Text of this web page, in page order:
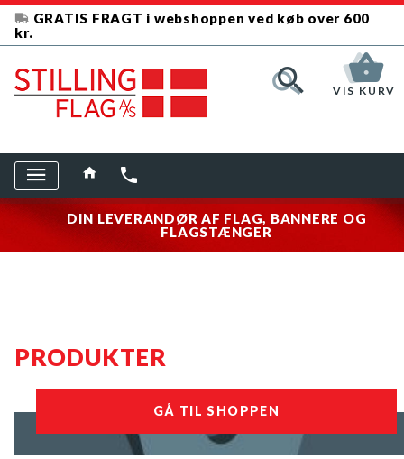
GRATIS FRAGT i webshoppen ved køb over 600
kr.
VIS KURV
DIN LEVERANDØR AF FLAG, BANNERE OG
FLAGSTÆNGER
PRODUKTER
GÅ TIL SHOPPEN